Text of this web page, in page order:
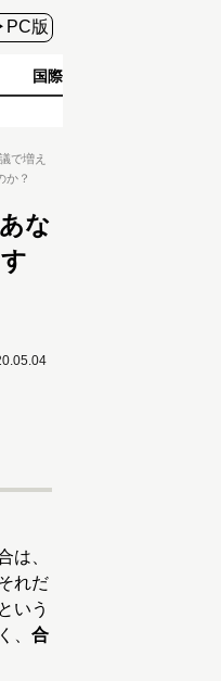
版
国際
で増え
か？
な
は、
れだ
という
、 合